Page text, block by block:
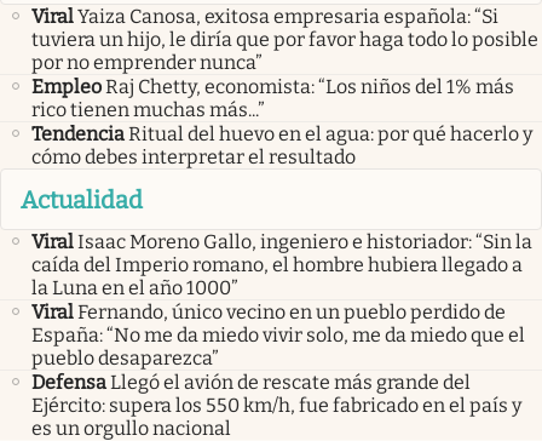
ViralYaiza Canosa, exitosa empresaria española: “Si
tuviera un hijo, le diría que por favor haga todo lo posible
por no emprender nunca”
EmpleoRaj Chetty, economista: “Los niños del 1% más
rico tienen muchas más...”
TendenciaRitual del huevo en el agua: por qué hacerlo y
cómo debes interpretar el resultado
Actualidad
ViralIsaac Moreno Gallo, ingeniero e historiador: “Sin la
caída del Imperio romano, el hombre hubiera llegado a
la Luna en el año 1000”
ViralFernando, único vecino en un pueblo perdido de
España: “No me da miedo vivir solo, me da miedo que el
pueblo desaparezca”
DefensaLlegó el avión de rescate más grande del
Ejército: supera los 550 km/h, fue fabricado en el país y
es un orgullo nacional